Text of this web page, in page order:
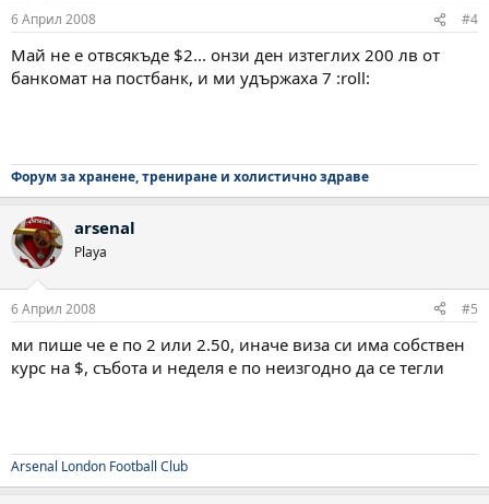
6 Април 2008 #4
Май не е отвсякъде $2... онзи ден изтеглих 200 лв от
банкомат на постбанк, и ми удържаха 7 :roll:
Форум за хранене, трениране и холистично здраве
arsenal
Playa
6 Април 2008 #5
ми пише че е по 2 или 2.50, иначе виза си има собствен
курс на $, събота и неделя е по неизгодно да се тегли
Arsenal London Football Club